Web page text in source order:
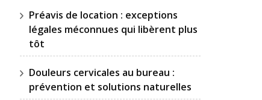
Préavis de location : exceptions
légales méconnues qui libèrent plus
tôt
Douleurs cervicales au bureau :
prévention et solutions naturelles